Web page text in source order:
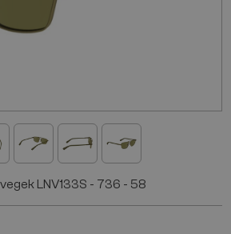
LNV133S - 736 - 58